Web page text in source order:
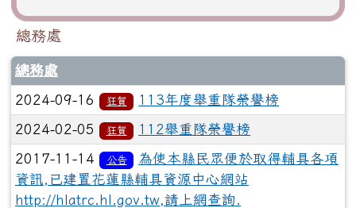
總務處
總務處
2024-09-16 狂賀 113年度舉重隊榮譽榜
2024-02-05 狂賀 112舉重隊榮譽榜
2017-11-14 公告
為使本縣民眾便於取得輔具各項
資訊,已建置花蓮縣輔具資源中心網站
http://hlatrc.hl.gov.tw,請上網查詢.